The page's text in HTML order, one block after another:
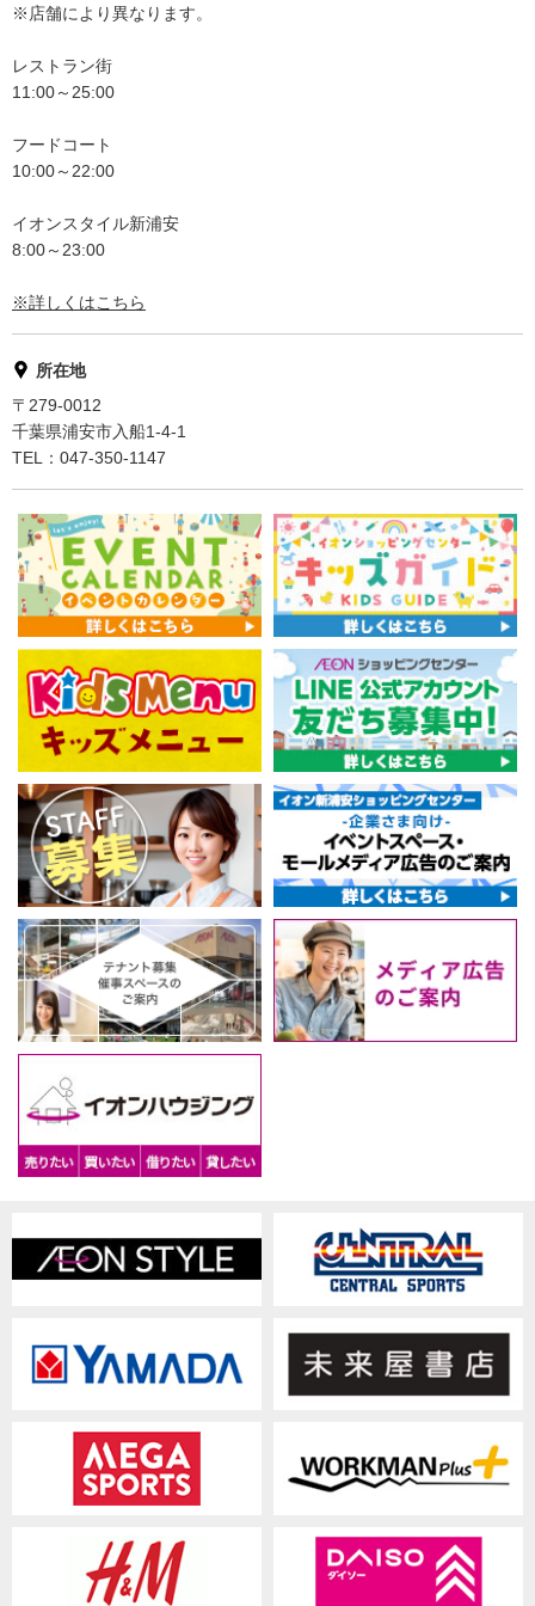
※店舗により異なります。
レストラン街
11:00～25:00
フードコート
10:00～22:00
イオンスタイル新浦安
8:00～23:00
※詳しくはこちら
所在地
〒279-0012
千葉県浦安市入船1-4-1
TEL：047-350-1147